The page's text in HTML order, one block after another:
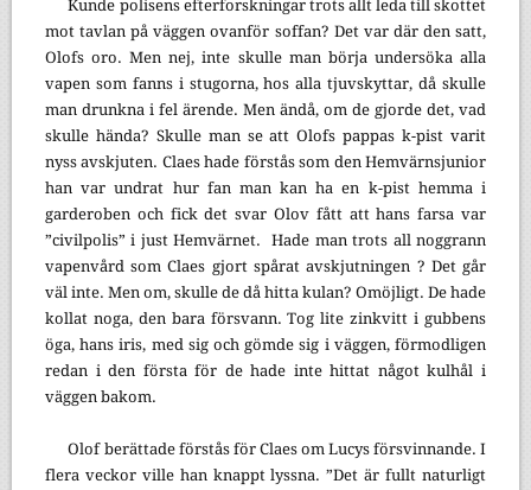
Kunde polisens efterforskningar trots allt leda till skottet
mot tavlan på väggen ovanför soffan? Det var där den satt,
Olofs oro. Men nej, inte skulle man börja undersöka alla
vapen som fanns i stugorna, hos alla tjuvskyttar, då skulle
man drunkna i fel ärende. Men ändå, om de gjorde det, vad
skulle hända? Skulle man se att Olofs pappas k-pist varit
nyss avskjuten. Claes hade förstås som den Hemvärnsjunior
han var undrat hur fan man kan ha en k-pist hemma i
garderoben och fick det svar Olov fått att hans farsa var
”civilpolis” i just Hemvärnet. Hade man trots all noggrann
vapenvård som Claes gjort spårat avskjutningen ? Det går
väl inte. Men om, skulle de då hitta kulan? Omöjligt. De hade
kollat noga, den bara försvann. Tog lite zinkvitt i gubbens
öga, hans iris, med sig och gömde sig i väggen, förmodligen
redan i den första för de hade inte hittat något kulhål i
väggen bakom.
Olof berättade förstås för Claes om Lucys försvinnande. I
flera veckor ville han knappt lyssna. ”Det är fullt naturligt